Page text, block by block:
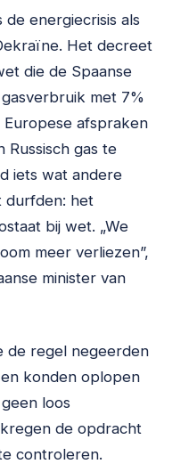
de energiecrisis als
Het decreet
die de Spaanse
met 7%
afspraken
Russisch gas te
iets wat andere
durfden: het
bij wet. „We
meer verliezen”,
minister van
de regel negeerden
konden oplopen
loos
de opdracht
controleren.